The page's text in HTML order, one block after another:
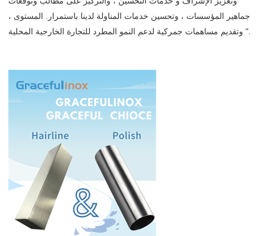
جماهير المؤسسات ، وتحسين خدمات المناولة لدينا باستمرار. المستوى ،
وتقديم مساهمات جمركية لدعم النمو المطرد للتجارة الخارجية المحلية ".